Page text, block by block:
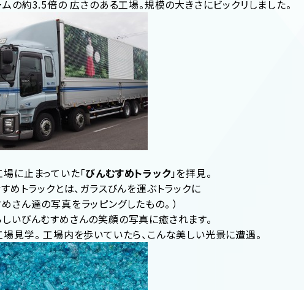
の約3.5倍の 広さのある工場。規模の大きさにビックリしました。
に止まっていた「びんむすめトラック」を拝見。
すめトラックとは、ガラスびんを運ぶトラックに
さん達の写真をラッピングしたもの。 ）
いびんむすめさんの笑顔の写真に癒されます。
見学。 工場内を歩いていたら、こんな美しい光景に遭遇。